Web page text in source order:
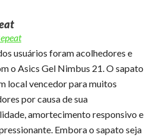
usuários foram acolhedores e
o Asics Gel Nimbus 21. O sapato
local vencedor para muitos
por causa de sua
amortecimento responsivo e
Embora o sapato seja